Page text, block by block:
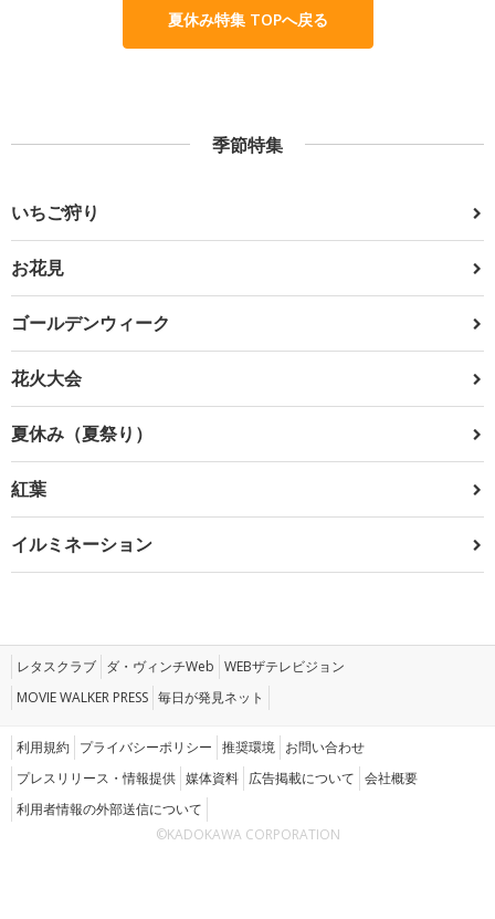
夏休み特集 TOPへ戻る
季節特集
いちご狩り
お花見
ゴールデンウィーク
花火大会
夏休み（夏祭り）
紅葉
イルミネーション
レタスクラブ ダ・ヴィンチWeb WEBザテレビジョン
MOVIE WALKER PRESS 毎日が発見ネット
利用規約 プライバシーポリシー 推奨環境 お問い合わせ
プレスリリース・情報提供 媒体資料 広告掲載について 会社概要
利用者情報の外部送信について
©KADOKAWA CORPORATION